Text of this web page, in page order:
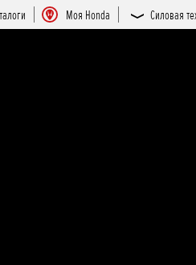
Moя Honda Силовая